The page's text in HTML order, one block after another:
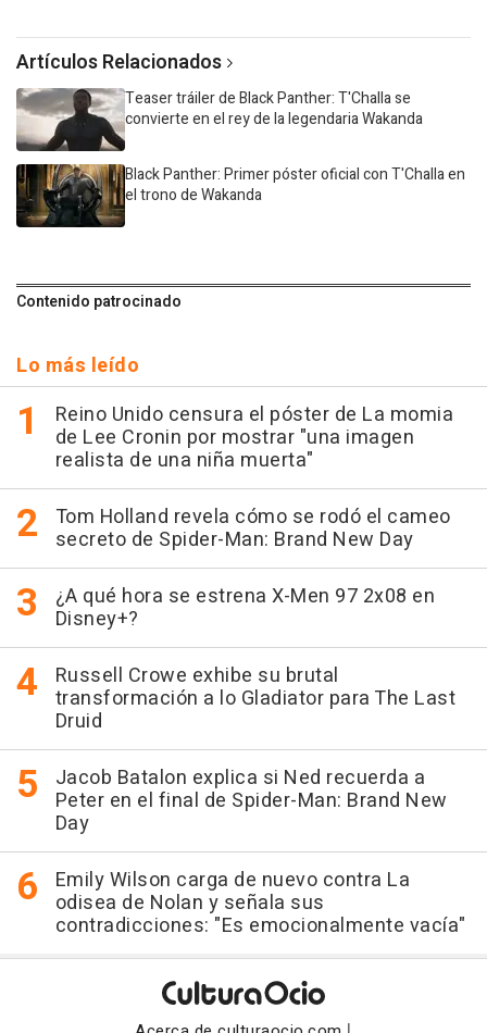
Artículos Relacionados
Teaser tráiler de Black Panther: T'Challa se
convierte en el rey de la legendaria Wakanda
Black Panther: Primer póster oficial con T'Challa en
el trono de Wakanda
Contenido patrocinado
Lo más leído
Reino Unido censura el póster de La momia
de Lee Cronin por mostrar "una imagen
realista de una niña muerta"
Tom Holland revela cómo se rodó el cameo
secreto de Spider-Man: Brand New Day
¿A qué hora se estrena X-Men 97 2x08 en
Disney+?
Russell Crowe exhibe su brutal
transformación a lo Gladiator para The Last
Druid
Jacob Batalon explica si Ned recuerda a
Peter en el final de Spider-Man: Brand New
Day
Emily Wilson carga de nuevo contra La
odisea de Nolan y señala sus
contradicciones: "Es emocionalmente vacía"